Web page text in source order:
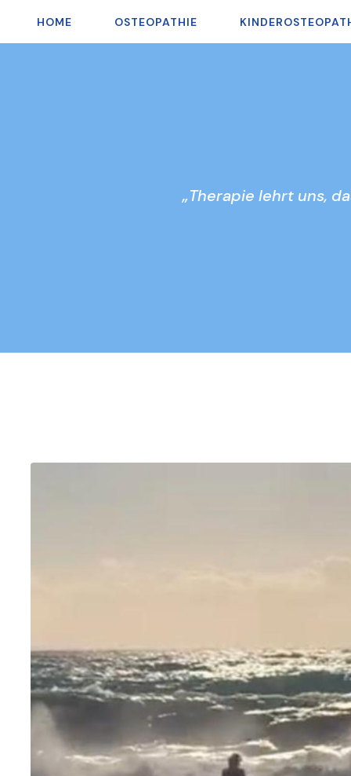
HOME OSTEOPATHIE
„Therapie lehrt uns,